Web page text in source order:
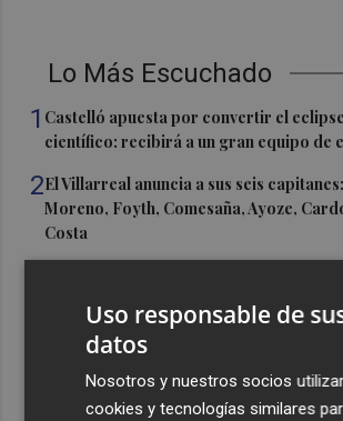
Lo Más Escuchado
1 Castelló apuesta por convertir el
científico: recibirá a un gran equipo de
2El Villarreal anuncia a sus seis
Moreno, Foyth, Comesaña, Ayoze,
Costa
San Javier da viabilidad al nuevo
324 habitaciones
Uso responsable de
datos
Nosotros y nuestros socios
cookies y tecnologías similares